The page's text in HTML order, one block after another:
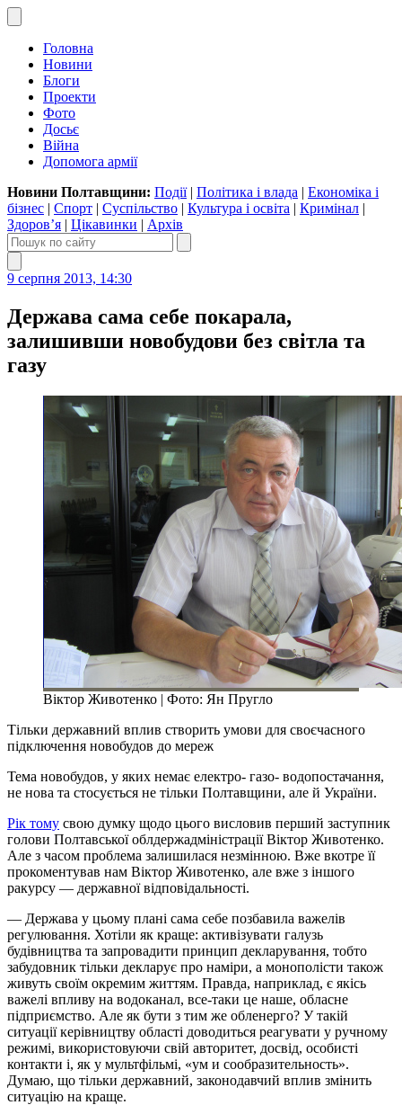
Головна
Новини
Блоги
Проекти
Фото
Досьє
Війна
Допомога армії
Новини Полтавщини: Події| Політика і влада | Економіка і
бізнес | Спорт | Суспільство | Культура і освіта | Кримінал |
Здоров’я | Цікавинки | Архів
9 серпня 2013, 14:30
Держава сама себе покарала,
залишивши новобудови без світла та
газу
Віктор Животенко | Фото: Ян Пругло
Тільки державний вплив створить умови для своєчасного
підключення новобудов до мереж
Тема новобудов, у яких немає електро- газо- водопостачання,
не нова та стосується не тільки Полтавщини, але й України.
Рік тому свою думку щодо цього висловив перший заступник
голови Полтавської облдержадміністрації Віктор Животенко.
Але з часом проблема залишилася незмінною. Вже вкотре її
прокоментував нам Віктор Животенко, але вже з іншого
ракурсу — державної відповідальності.
— Держава у цьому плані сама себе позбавила важелів
регулювання. Хотіли як краще: активізувати галузь
будівництва та запровадити принцип декларування, тобто
забудовник тільки декларує про наміри, а монополісти також
живуть своїм окремим життям. Правда, наприклад, є якісь
важелі впливу на водоканал, все-таки це наше, обласне
підприємство. Але як бути з тим же обленерго? У такій
ситуації керівництву області доводиться реагувати у ручному
режимі, використовуючи свій авторитет, досвід, особисті
контакти і, як у мультфільмі, «ум и сообразительность».
Думаю, що тільки державний, законодавчий вплив змінить
ситуацію на краще.